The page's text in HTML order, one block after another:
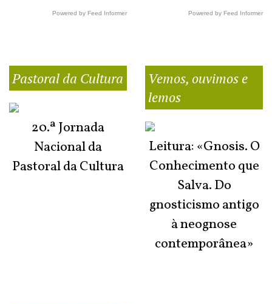
Powered by Feed Informer Powered by Feed Informer
Pastoral da Cultura
20.ª Jornada
Nacional da
Pastoral da Cultura
Vemos, ouvimos e
lemos
Leitura: «Gnosis. O
Conhecimento que
Salva. Do
gnosticismo antigo
à neognose
contemporânea»